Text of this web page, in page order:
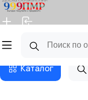
Главная
Каталог